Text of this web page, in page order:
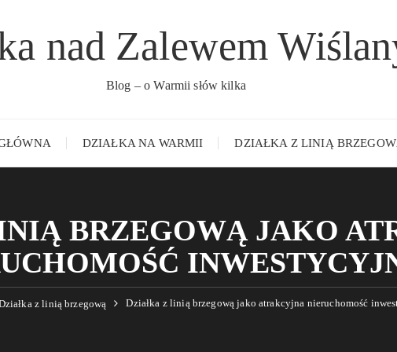
nad Zalewem
Blog – o Warmii słów kilka
DZIAŁKA NA WARMII DZIAŁKA Z LINIĄ
BRZEGOWĄ JAKO
z linią brzegową Działka z linią brzegową jako atrakcyjna nieruchomość